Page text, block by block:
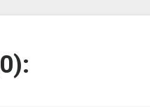
0):